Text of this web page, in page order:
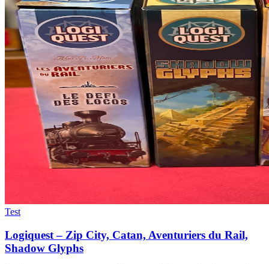
Test
Logiquest – Zip City, Catan, Aventuriers du Rail,
Shadow Glyphs